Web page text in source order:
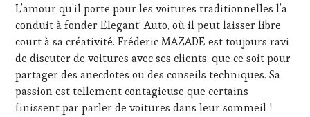
VOUCHER,
WINE
TOURISM
FAME,
WINE
TOURISM
TOUR,
WINETASTINGVOUCHER.COM
L’amour qu’il porte pour les voitures traditionnelles l’a
conduit à fonder Elegant’ Auto, où il peut laisser libre
court à sa créativité. Fréderic MAZADE est toujours ravi
de discuter de voitures avec ses clients, que ce soit pour
partager des anecdotes ou des conseils techniques. Sa
passion est tellement contagieuse que certains
finissent par parler de voitures dans leur sommeil !